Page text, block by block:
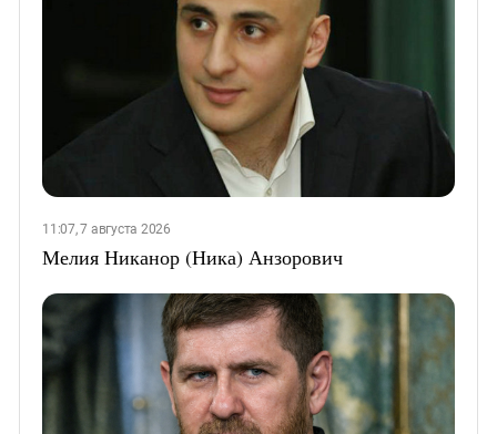
11:07, 7 августа 2026
Мелия Никанор (Ника) Анзорович